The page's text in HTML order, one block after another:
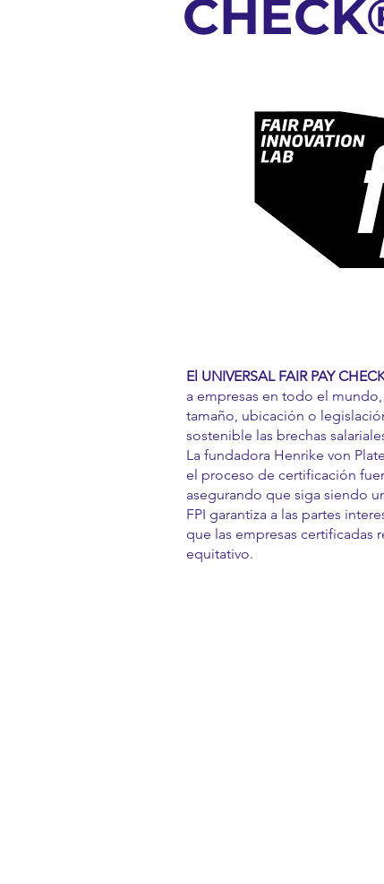
El UNIVERSAL FAIR PAY
a empresas en todo el
tamaño, ubicación o
sostenible las brechas
La fundadora Henrike von
el proceso de certificación
asegurando que siga siendo
FPI garantiza a las partes
que las empresas certificadas
equitativo.